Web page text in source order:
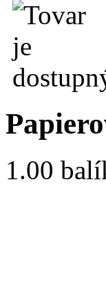
1.00